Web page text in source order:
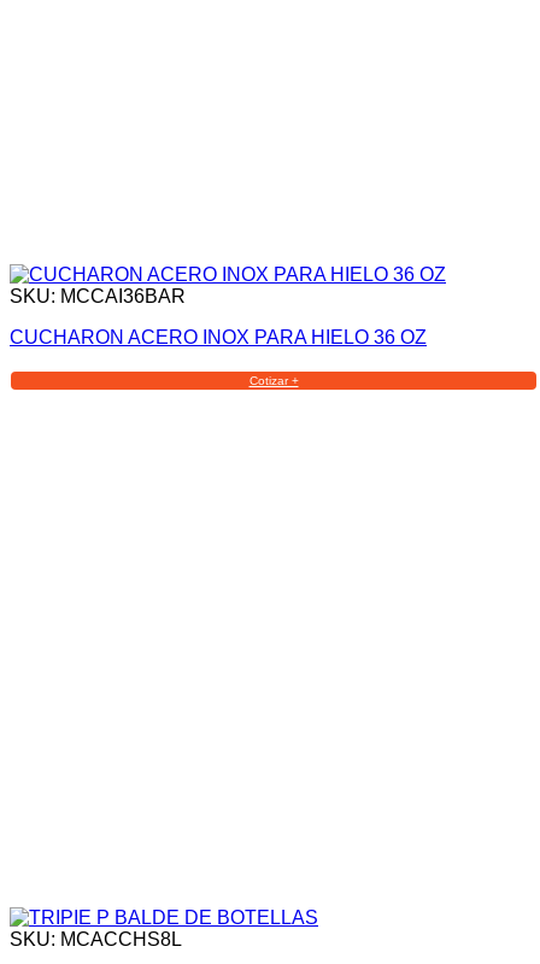
SKU: MCCAI36BAR
CUCHARON ACERO INOX PARA HIELO 36 OZ
Cotizar +
SKU: MCACCHS8L